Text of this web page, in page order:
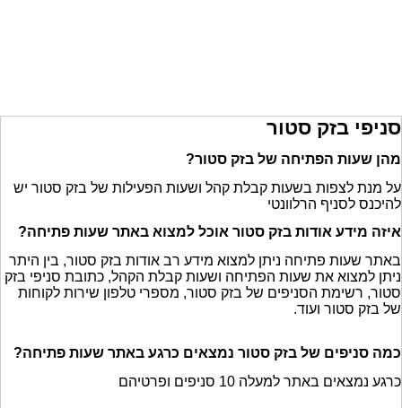
סניפי בזק סטור
מהן שעות הפתיחה של בזק סטור?
על מנת לצפות בשעות קבלת קהל ושעות הפעילות של בזק סטור יש
להיכנס לסניף הרלוונטי
איזה מידע אודות בזק סטור אוכל למצוא באתר שעות פתיחה?
באתר שעות פתיחה ניתן למצוא מידע רב אודות בזק סטור, בין היתר
ניתן למצוא את שעות הפתיחה ושעות קבלת הקהל, כתובת סניפי בזק
סטור, רשימת הסניפים של בזק סטור, מספרי טלפון שירות לקוחות
של בזק סטור ועוד.
כמה סניפים של בזק סטור נמצאים כרגע באתר שעות פתיחה?
כרגע נמצאים באתר למעלה 10 סניפים ופרטיהם